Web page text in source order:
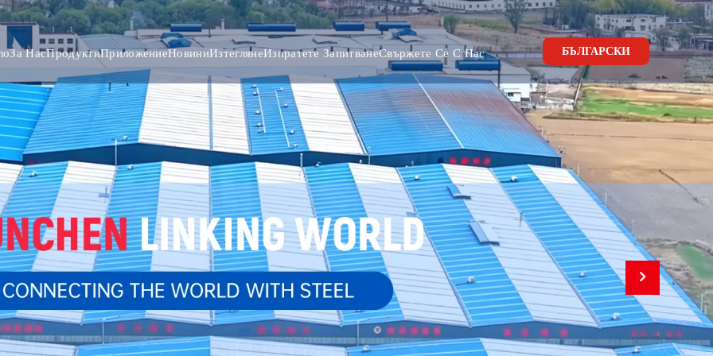
За НасПродуктиПриложениеНовиниИзтеглянеИзпратете ЗапитванеСвържете Се С Нас БЪЛГАРСКИ